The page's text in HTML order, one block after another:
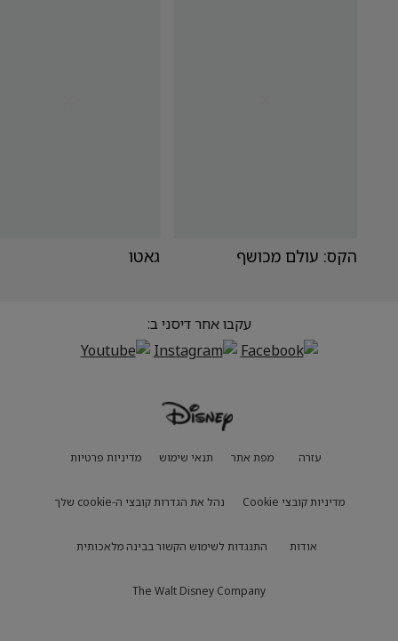
הקס: עולם מכושף גאטו
עקבו אחר דיסני ב:
עזרה מפת אתר תנאי שימוש מדיניות פרטיות
מדיניות קובצי Cookie נהל את הגדרות קובצי ה-cookie שלך
אודות התנגדות לשימוש הקשור בבינה מלאכותית
The Walt Disney Company